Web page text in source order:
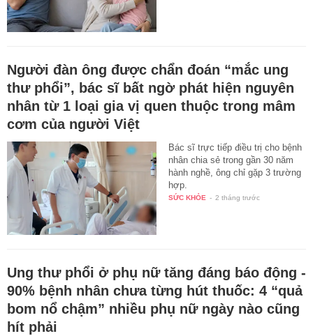
Người đàn ông được chẩn đoán “mắc ung
thư phổi”, bác sĩ bất ngờ phát hiện nguyên
nhân từ 1 loại gia vị quen thuộc trong mâm
cơm của người Việt
Bác sĩ trực tiếp điều trị cho bệnh
nhân chia sẻ trong gần 30 năm
hành nghề, ông chỉ gặp 3 trường
hợp.
SỨC KHỎE - 2 tháng trước
Ung thư phổi ở phụ nữ tăng đáng báo động -
90% bệnh nhân chưa từng hút thuốc: 4 “quả
bom nổ chậm” nhiều phụ nữ ngày nào cũng
hít phải